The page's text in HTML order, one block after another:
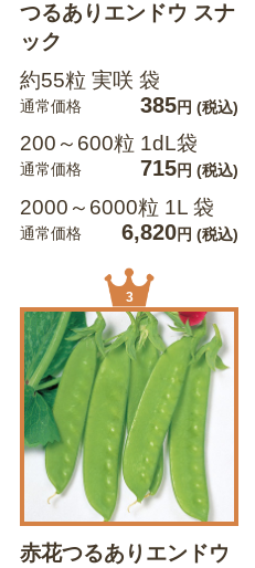
つるありエンドウ スナ
ック
約55粒 実咲 袋
通常価格 385円 (税込)
200～600粒 1dL袋
通常価格 715円 (税込)
2000～6000粒 1L 袋
通常価格 6,820円 (税込)
3
赤花つるありエンドウ